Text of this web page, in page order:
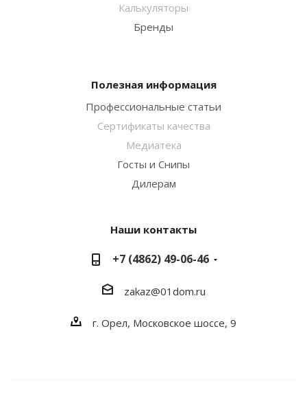
Калькуляторы
Бренды
Полезная информация
Профессиональные статьи
Сертификаты качества
Медиатека
Госты и Снипы
Дилерам
Наши контакты
+7 (4862) 49-06-46
zakaz@01dom.ru
г. Орел, Московское шоссе, 9